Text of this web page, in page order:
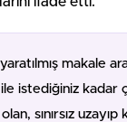
makale
ile istediğiniz kadar
sınırsız uzayıp